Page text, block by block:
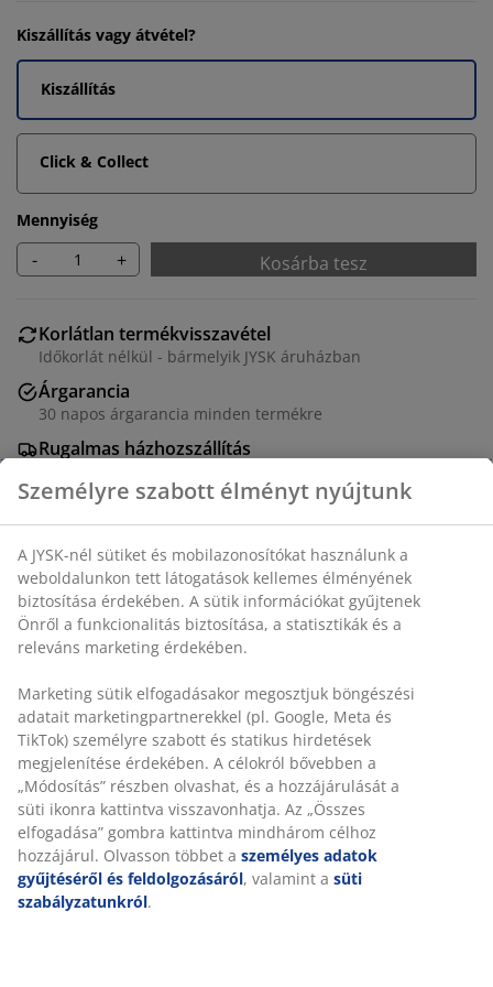
Kiszállítás vagy átvétel?
Kiszállítás
Click & Collect
Mennyiség
- + Kosárba tesz
Korlátlan termékvisszavétel
Időkorlát nélkül - bármelyik JYSK áruházban
Árgarancia
30 napos árgarancia minden termékre
Rugalmas házhozszállítás
SKU: 6867744
Részletes Adatok
Értékelések
(8)
Kiszállítás
Személyre szabott élményt nyújtunk
A JYSK-nél sütiket és mobilazonosítókat használunk a
weboldalunkon tett látogatások kellemes élményének
biztosítása érdekében. A sütik információkat gyűjtenek
Önről a funkcionalitás biztosítása, a statisztikák és a
releváns marketing érdekében.
Marketing sütik elfogadásakor megosztjuk böngészési
adatait marketingpartnerekkel (pl. Google, Meta és
TikTok) személyre szabott és statikus hirdetések
megjelenítése érdekében. A célokról bővebben a
„Módosítás” részben olvashat, és a hozzájárulását a
süti ikonra kattintva visszavonhatja. Az „Összes
elfogadása” gombra kattintva mindhárom célhoz
hozzájárul. Olvasson többet a személyes adatok
gyűjtéséről és feldolgozásáról, valamint a süti
szabályzatunkról.